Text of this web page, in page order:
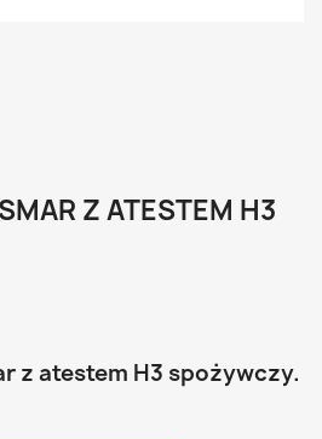
Z ATESTEM H3
z atestem H3 spożywczy.